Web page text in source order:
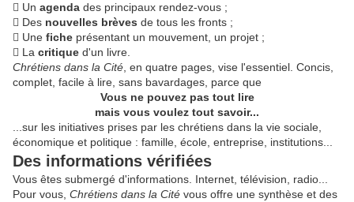
 Un agenda des principaux rendez-vous ;
 Des nouvelles brèves de tous les fronts ;
 Une fiche présentant un mouvement, un projet ;
 La critique d'un livre.
Chrétiens dans la Cité , en quatre pages, vise l'essentiel. Concis,
complet, facile à lire, sans bavardages, parce que
Vous ne pouvez pas tout lire
mais vous voulez tout savoir...
...sur les initiatives prises par les chrétiens dans la vie sociale,
économique et politique : famille, école, entreprise, institutions...
Des informations vérifiées
Vous êtes submergé d'informations. Internet, télévision, radio...
Pour vous, Chrétiens dans la Cité vous offre une synthèse et des